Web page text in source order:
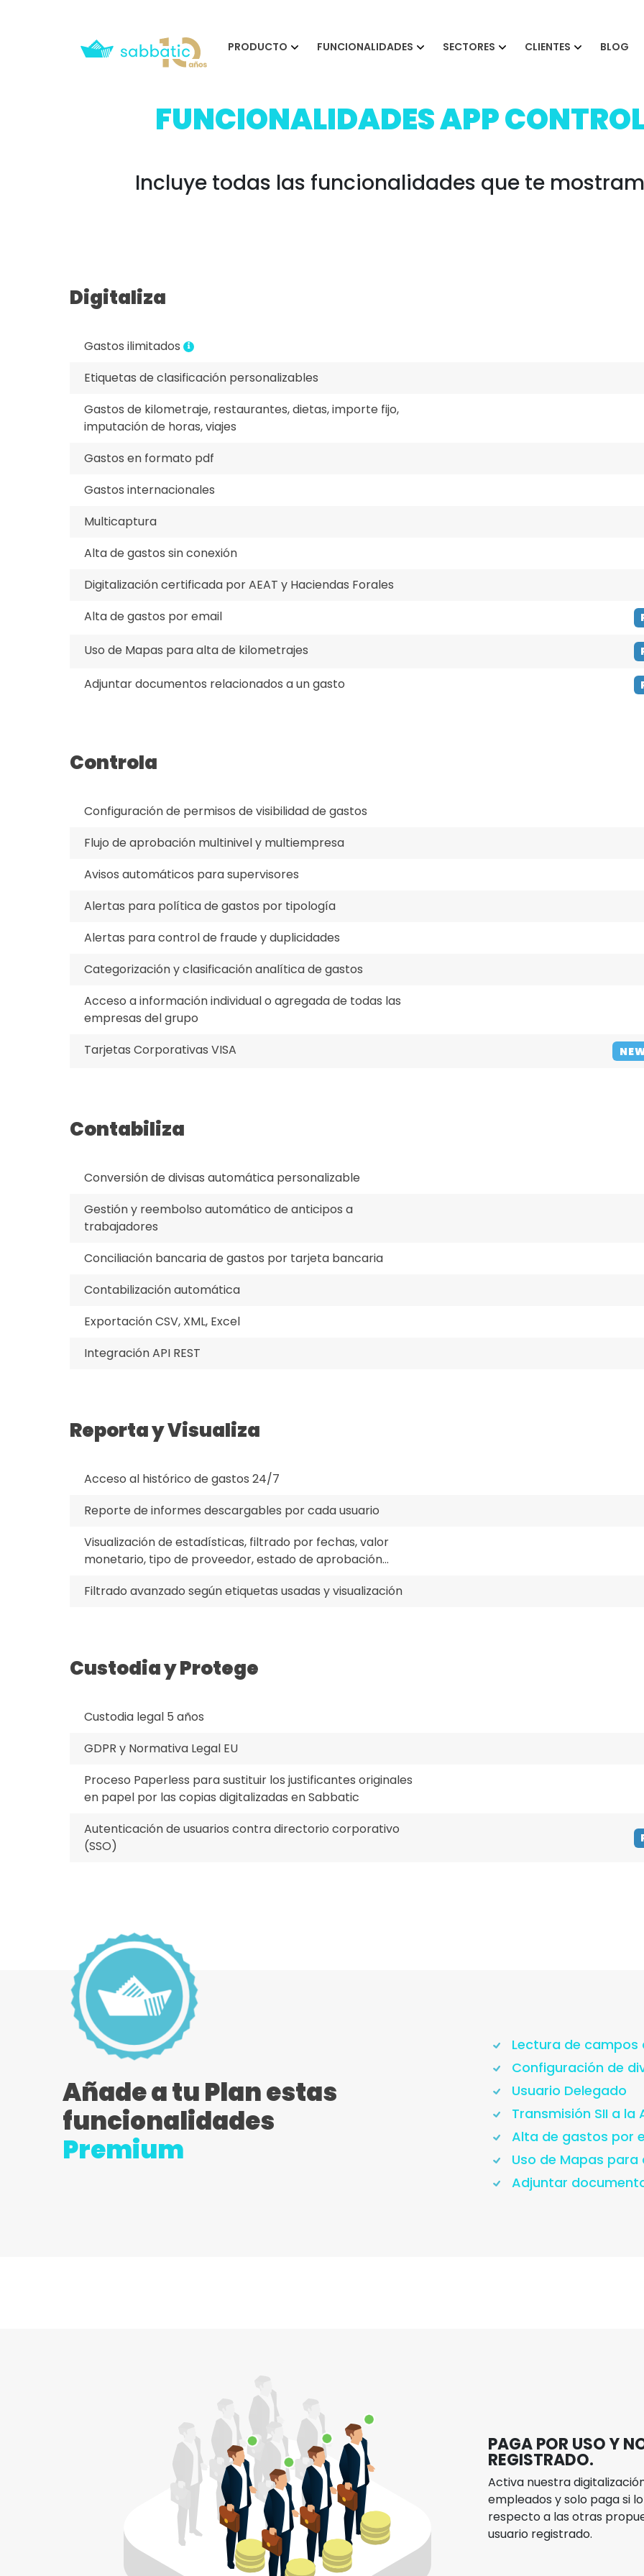
PRODUCTO FUNCIONALIDADES SECTORES CLIENTES BLOG
FUNCIONALIDADES APP
Incluye todas las funcionalidades que te
Digitaliza
Gastos ilimitados
Etiquetas de clasificación personalizables
Gastos de kilometraje, restaurantes, dietas, importe fijo,
imputación de horas, viajes
Gastos en formato pdf
Gastos internacionales
Multicaptura
Alta de gastos sin conexión
Digitalización certificada por AEAT y Haciendas Forales
Alta de gastos por email
Uso de Mapas para alta de kilometrajes
Adjuntar documentos relacionados a un gasto
Controla
Configuración de permisos de visibilidad de gastos
Flujo de aprobación multinivel y multiempresa
Avisos automáticos para supervisores
Alertas para política de gastos por tipología
Alertas para control de fraude y duplicidades
Categorización y clasificación analítica de gastos
Acceso a información individual o agregada de todas las
empresas del grupo
Tarjetas Corporativas VISA
Contabiliza
Conversión de divisas automática personalizable
Gestión y reembolso automático de anticipos a
trabajadores
Conciliación bancaria de gastos por tarjeta bancaria
Contabilización automática
Exportación CSV, XML, Excel
Integración API REST
Reporta y Visualiza
Acceso al histórico de gastos 24/7
Reporte de informes descargables por cada usuario
Visualización de estadísticas, filtrado por fechas, valor
monetario, tipo de proveedor, estado de aprobación…
Filtrado avanzado según etiquetas usadas y visualización
Custodia y Protege
Custodia legal 5 años
GDPR y Normativa Legal EU
Proceso Paperless para sustituir los justificantes originales
en papel por las copias digitalizadas en Sabbatic
Autenticación de usuarios contra directorio corporativo
(SSO)
Añade a tu Plan estas
funcionalidades
Premium
Lectura de
Configuración de
Usuario Delegado
Transmisión SII a
Alta de gastos por
Uso de Mapas
Adjuntar
PAGA POR USO Y
REGISTRADO.
Activa nuestra
empleados y solo paga si
respecto a las otras
usuario registrado.